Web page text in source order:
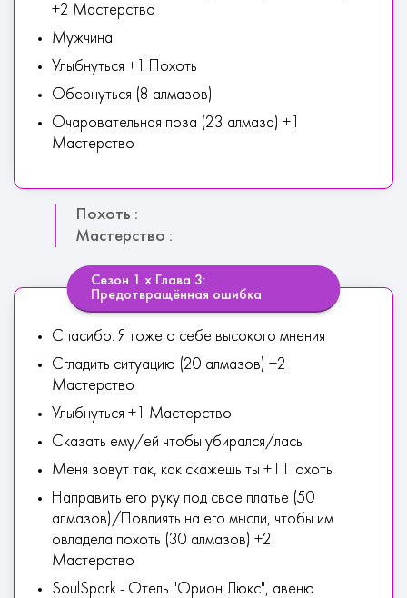
+2 Мастерство
Мужчина
Улыбнуться +1 Похоть
Обернуться (8 алмазов)
Очаровательная поза (23 алмаза) +1
Мастерство
Похоть :
Мастерство :
Сезон 1 х Глава 3:
Предотвращённая ошибка
Спасибо. Я тоже о себе высокого мнения
Сгладить ситуацию (20 алмазов) +2
Мастерство
Улыбнуться +1 Мастерство
Сказать ему/ей чтобы убирался/лась
Меня зовут так, как скажешь ты +1 Похоть
Направить его руку под свое платье (50
алмазов)/Повлиять на его мысли, чтобы им
овладела похоть (30 алмазов) +2
Мастерство
SoulSpark - Отель "Орион Люкс", авеню